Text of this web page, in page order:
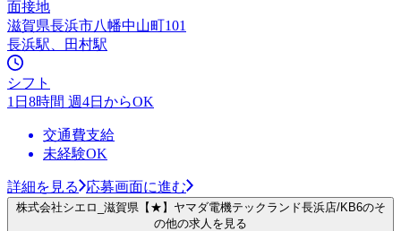
面接地
滋賀県長浜市八幡中山町101
長浜駅、田村駅
シフト
1日8時間 週4日からOK
交通費支給
未経験OK
詳細を見る 応募画面に進む
株式会社シエロ_滋賀県【★】ヤマダ電機テックランド長浜店/KB6のそ
の他の求人を見る